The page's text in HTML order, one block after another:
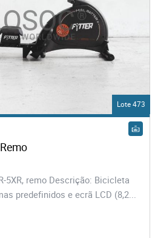
Lote 473
5XR, remo Descrição: Bicicleta
predefinidos e ecrã LCD (8,2...